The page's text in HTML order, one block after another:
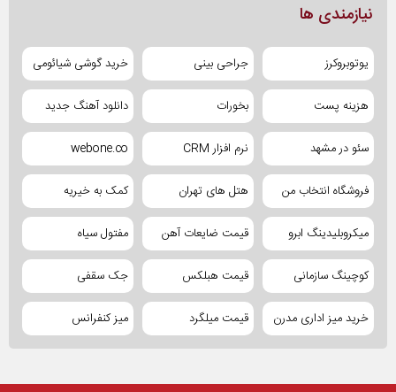
نیازمندی ها
یوتوبروکرز جراحی بینی خرید گوشی شیائومی
هزینه پست بخورات دانلود آهنگ جدید
سئو در مشهد نرم افزار CRM webone.co
فروشگاه انتخاب من هتل های تهران کمک به خیریه
میکروبلیدینگ ابرو قیمت ضایعات آهن مفتول سیاه
کوچینگ سازمانی قیمت هبلکس جک سقفی
خرید میز اداری مدرن قیمت میلگرد میز کنفرانس